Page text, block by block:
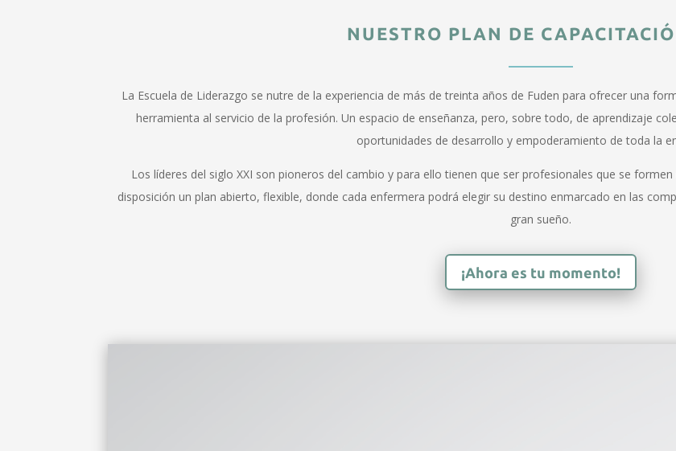
NUESTRO PLAN DE
La Escuela de Liderazgo se nutre de la experiencia de más de treinta años de Fuden para ofrecer una
herramienta al servicio de la profesión. Un espacio de enseñanza, pero, sobre todo, de aprendizaje
oportunidades de desarrollo y empoderamiento de toda la
Los líderes del siglo XXI son pioneros del cambio y para ello tienen que ser profesionales que se
disposición un plan abierto, flexible, donde cada enfermera podrá elegir su destino enmarcado en las
gran sueño.
¡Ahora es tu momento!